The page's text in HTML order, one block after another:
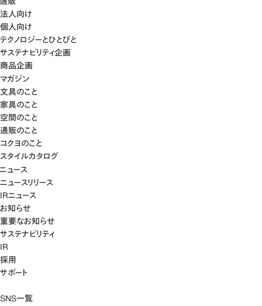
法人向け
個人向け
テクノロジーとひとびと
サステナビリティ企画
商品企画
マガジン
文具のこと
家具のこと
空間のこと
通販のこと
コクヨのこと
スタイルカタログ
ニュース
ニュースリリース
IRニュース
お知らせ
重要なお知らせ
サステナビリティ
IR
採用
サポート
SNS一覧